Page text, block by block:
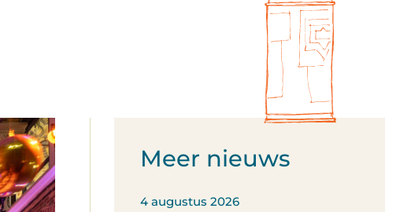
Meer nieuws
4 augustus 2026